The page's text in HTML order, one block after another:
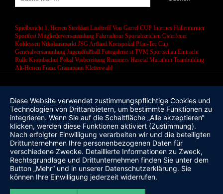
Spielbericht 1. Herren Steeldart Lauftreff Von Garrel CUP Internes Hallenturnier
Sportfest Mitgliederversammlung Fahrradtour Sportabzeichen Osterfeuer
Kohlessen Nikolausmarkt JSG Artland Kreispokal Pfau-Tec Cup
Generalversammlung Jugendfußball Fotogalerie st TVM Sportschau Eintracht
Rulle Krombacher Pokal Vorbereitung Remmers Hasetal Marathon Teambulding
Alt-Herren Franz Grammann Kletterwald
Diese Website verwendet zustimmungspflichtige Cookies und
Technologien von Drittanbietern, um bestimmte Funktionen zu
integrieren. Wenn Sie auf die Schaltfläche „Alle akzeptieren“
klicken, werden diese Funktionen aktiviert (Zustimmung).
Nach erfolgter Einwilligung verarbeiten wir und die beteiligten
Drittunternehmen Ihre personenbezogenen Daten für
verschiedene Zwecke. Detaillierte Informationen zu Zweck,
Rechtsgrundlage und Drittunternehmen finden Sie unter dem
Button „Mehr“ und in unserer Datenschutzerklärung. Sie
können Ihre Einwilligung jederzeit widerrufen.